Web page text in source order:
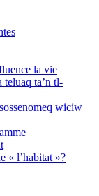
la vie
teluaq ta’n tl-
wiciw
« l’habitat »?